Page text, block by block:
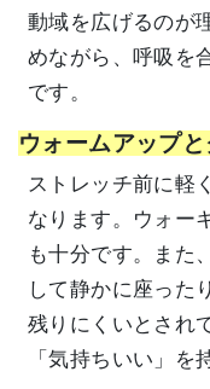
動域を広げるのが
めながら、呼吸を
です。
ウォームアップ
ストレッチ前に軽
なります。ウォー
も十分です。また
して静かに座った
残りにくいとされ
「気持ちいい」を